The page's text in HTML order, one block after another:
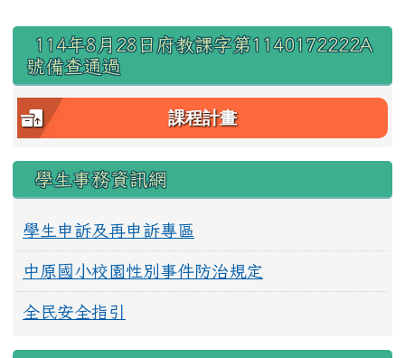
右邊區域內容
114年8月28日府教課字第1140172222A
號備查通過
課程計畫
學生事務資訊網
學生申訴及再申訴專區
中原國小校園性別事件防治規定
全民安全指引